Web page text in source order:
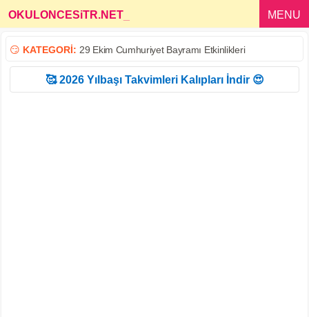
OKULONCESiTR.NET MENU
😏 KATEGORİ: 29 Ekim Cumhuriyet Bayramı Etkinlikleri
🥰 2026 Yılbaşı Takvimleri Kalıpları İndir 😍